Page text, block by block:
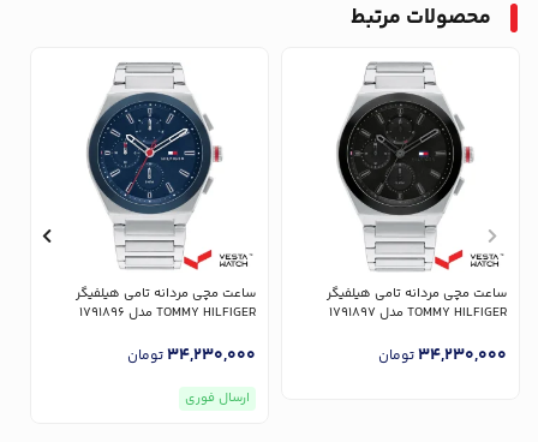
محصولات مرتبط
ساعت مچی مردانه تامی هیلفیگر
TOMMY HILFIGER مدل 1791897
34,230,000تومان
ساعت مچی مردانه تامی هیلفیگر
TOMMY HILFIGER مدل 1791896
34,230,000تومان
ارسال فوری